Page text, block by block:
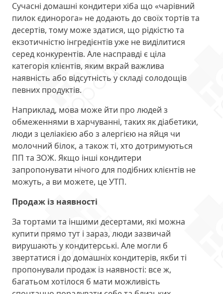
Сучасні домашні кондитери хіба що «чарівний
пилок єдинорога» не додають до своїх тортів та
десертів, тому може здатися, що рідкістю та
екзотичністю інгредієнтів уже не виділитися
серед конкурентів. Але насправді є ціла
категорія клієнтів, яким вкрай важлива
наявність або відсутність у складі солодощів
певних продуктів.
Наприклад, мова може йти про людей з
обмеженнями в харчуванні, таких як діабетики,
люди з целіакією або з алергією на яйця чи
молочний білок, а також ті, хто дотримуються
ПП та ЗОЖ. Якщо інші кондитери
запропонувати нічого для подібних клієнтів не
можуть, а ви можете, це УТП.
Продаж із наявності
За тортами та іншими десертами, які можна
купити прямо тут і зараз, люди зазвичай
вирушають у кондитерські. Але могли б
звертатися і до домашніх кондитерів, якби ті
пропонували продаж із наявності: все ж,
багатьом хотілося б мати можливість